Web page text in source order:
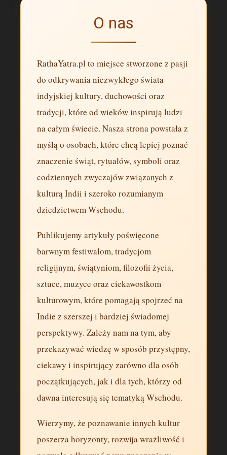
O nas
RathaYatra.pl to miejsce stworzone z pasji
do odkrywania niezwykłego świata
indyjskiej kultury, duchowości oraz
tradycji, które od wieków inspirują ludzi
na całym świecie. Nasza strona powstała z
myślą o osobach, które chcą lepiej poznać
znaczenie świąt, rytuałów, symboli oraz
codziennych zwyczajów związanych z
kulturą Indii i szeroko rozumianym
dziedzictwem Wschodu.
Publikujemy artykuły poświęcone
barwnym festiwalom, tradycjom
religijnym, świątyniom, filozofii życia,
sztuce, muzyce oraz ciekawostkom
kulturowym, które pomagają spojrzeć na
Indie z szerszej i bardziej świadomej
perspektywy. Zależy nam na tym, aby
przekazywać wiedzę w sposób przystępny,
ciekawy i inspirujący zarówno dla osób
początkujących, jak i dla tych, którzy od
dawna interesują się tematyką Wschodu.
Wierzymy, że poznawanie innych kultur
poszerza horyzonty, rozwija wrażliwość i